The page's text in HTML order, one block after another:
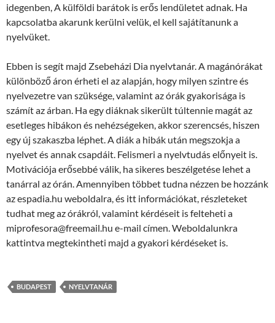
idegenben, A külföldi barátok is erős lendületet adnak. Ha
kapcsolatba akarunk kerülni velük, el kell sajátítanunk a
nyelvüket.
Ebben is segít majd Zsebeházi Dia nyelvtanár. A magánórákat
különböző áron érheti el az alapján, hogy milyen szintre és
nyelvezetre van szüksége, valamint az órák gyakorisága is
számít az árban. Ha egy diáknak sikerült túltennie magát az
esetleges hibákon és nehézségeken, akkor szerencsés, hiszen
egy új szakaszba léphet. A diák a hibák után megszokja a
nyelvet és annak csapdáit. Felismeri a nyelvtudás előnyeit is.
Motivációja erősebbé válik, ha sikeres beszélgetése lehet a
tanárral az órán. Amennyiben többet tudna nézzen be hozzánk
az espadia.hu weboldalra, és itt információkat, részleteket
tudhat meg az órákról, valamint kérdéseit is felteheti a
miprofesora@freemail.hu e-mail címen. Weboldalunkra
kattintva megtekintheti majd a gyakori kérdéseket is.
BUDAPEST NYELVTANÁR